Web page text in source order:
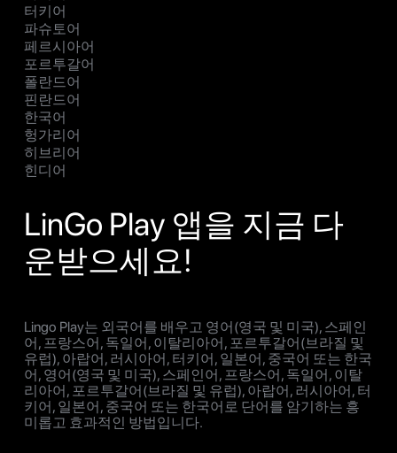
터키어
파슈토어
페르시아어
포르투갈어
폴란드어
핀란드어
한국어
헝가리어
히브리어
힌디어
LinGo Play 앱을 지금 다
운받으세요!
Lingo Play는 외국어를 배우고 영어(영국 및 미국), 스페인
어, 프랑스어, 독일어, 이탈리아어, 포르투갈어(브라질 및
유럽), 아랍어, 러시아어, 터키어, 일본어, 중국어 또는 한국
어, 영어(영국 및 미국), 스페인어, 프랑스어, 독일어, 이탈
리아어, 포르투갈어(브라질 및 유럽), 아랍어, 러시아어, 터
키어, 일본어, 중국어 또는 한국어로 단어를 암기하는 흥
미롭고 효과적인 방법입니다.